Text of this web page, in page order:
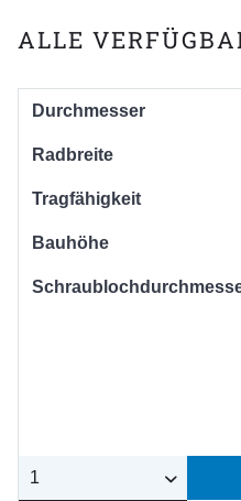
ALLE
Durchmesser
Radbreite
Tragfähigkeit
Bauhöhe